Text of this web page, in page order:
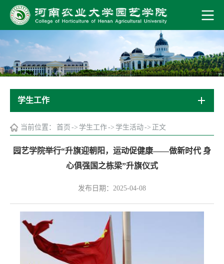
学生工作
当前位置： 首页 -> 学生工作-> 学生活动-> 正文
园艺学院举行“升旗迎朝阳，运动促健康——做新时代 身
心俱强国之栋梁”升旗仪式
发布日期：2025-04-08